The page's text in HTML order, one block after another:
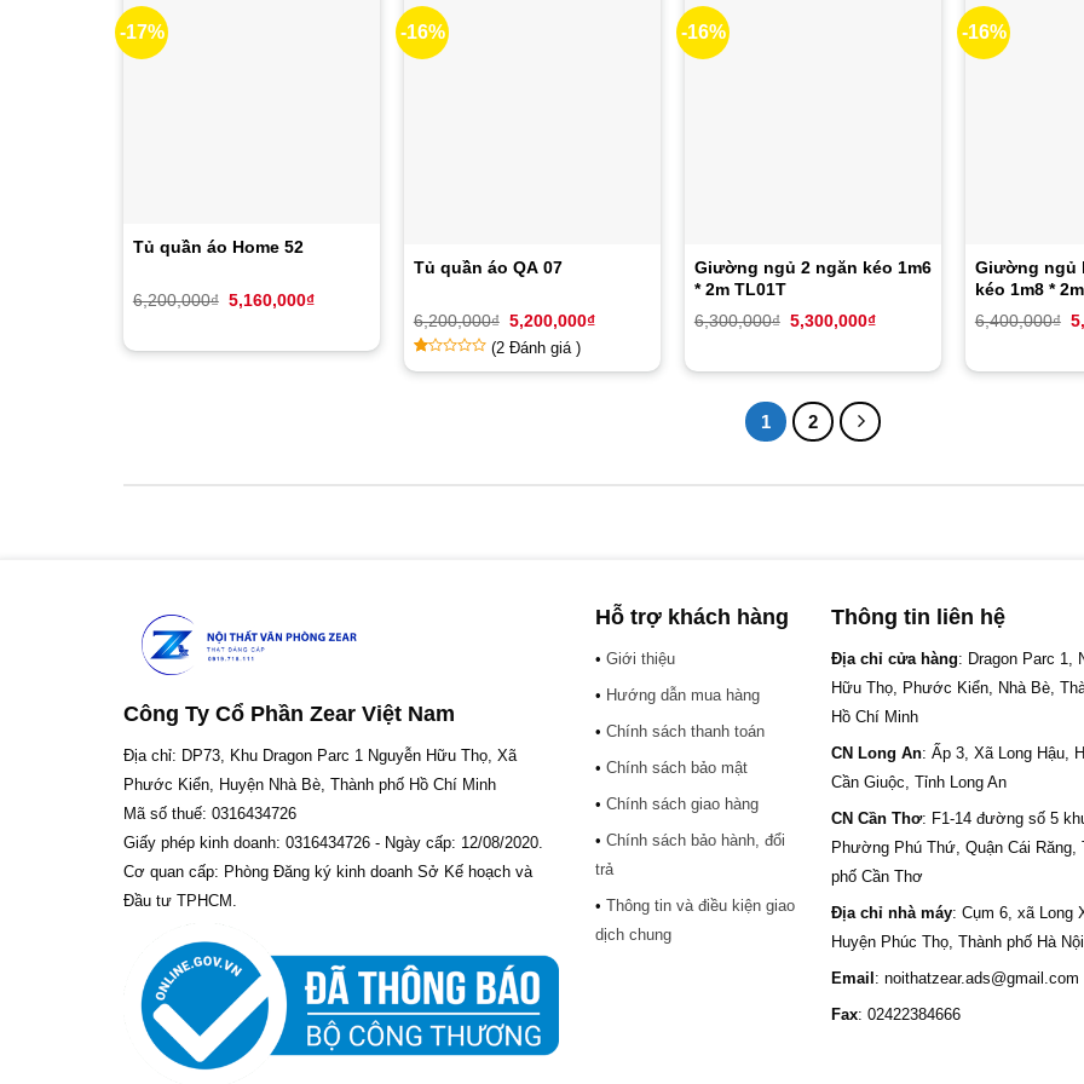
dựa
trên
đánh
giá
-17%
Tủ quần áo Home 52
6,200,000₫ Giá
6,200,000₫.
5,160,000₫Giá
là:
5,160,000₫.
-16%
Tủ quần áo QA 07
6,200,000₫ Giá
là:
6,200,000₫.
5,200,000₫Giá
là:
1
1
giá
(2Đánh giá )
-16%
Giường ngủ 2 ngăn kéo 1m6
* 2m TL01T
6,300,000₫ Giá
6,300,000₫.
5,300,000₫Giá
là:
-16%
Giường ngủ
kéo 1m8 *
6,400,000₫
1 2
Công Ty Cổ Phần Zear Việt Nam
Địa chỉ: DP73, Khu Dragon Parc 1 Nguyễn Hữu Thọ, Xã
Phước Kiển, Huyện Nhà Bè, Thành phố Hồ Chí Minh
Mã số thuế: 0316434726
Giấy phép kinh doanh: 0316434726 - Ngày cấp: 12/08/2020.
Cơ quan cấp: Phòng Đăng ký kinh doanh Sở Kế hoạch và
Đầu tư TPHCM.
Hỗ trợ khách hàng
• Giới thiệu
• Hướng dẫn mua hàng
• Chính sách thanh toán
• Chính sách bảo mật
• Chính sách giao hàng
• Chính sách bảo hành, đổi
trả
• Thông tin và điều kiện giao
dịch chung
Thông tin liên hệ
Địa chỉ cửa hàng: Dragon Parc 1,
Hữu Thọ, Phước Kiển, Nhà Bè,
Hồ Chí Minh
CN Long An: Ấp 3, Xã Long Hậu,
Cần Giuộc, Tỉnh Long An
CN Cần Thơ: F1-14 đường số 5
Phường Phú Thứ, Quận Cái Răng,
phố Cần Thơ
Địa chỉ nhà máy: Cụm 6, xã Long
Huyện Phúc Thọ, Thành phố Hà Nội
Email : noithatzear.ads@gmail.com
Fax: 02422384666